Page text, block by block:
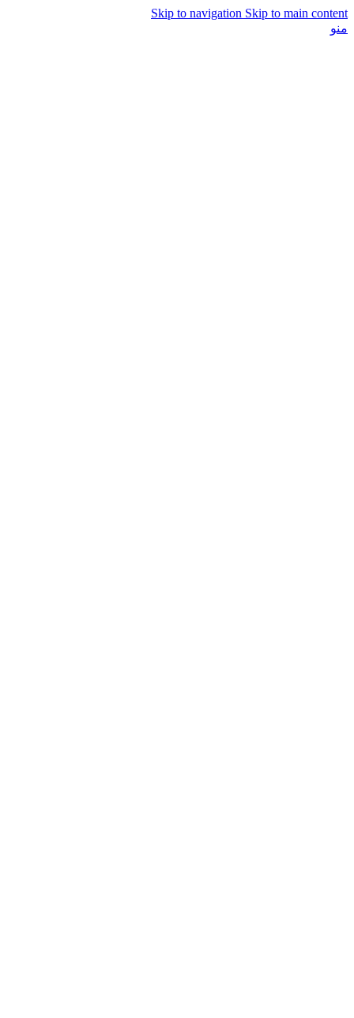
Skip to navigation Skip to main content
منو